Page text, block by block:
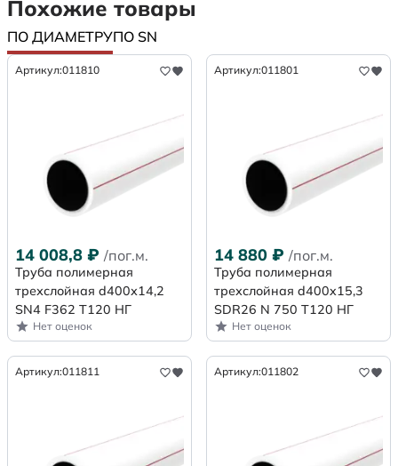
Похожие товары
ПО ДИАМЕТРУПО SN
Артикул:011810
14 008,8 ₽ /пог.м.
Труба полимерная
трехслойная d400х14,2
SN4 F362 Т120 НГ
Нет оценок
Артикул:011801
14 880 ₽ /пог.м.
Труба полимерная
трехслойная d400x15,3
SDR26 N 750 Т120 НГ
Нет оценок
Артикул:011811 Артикул:011802